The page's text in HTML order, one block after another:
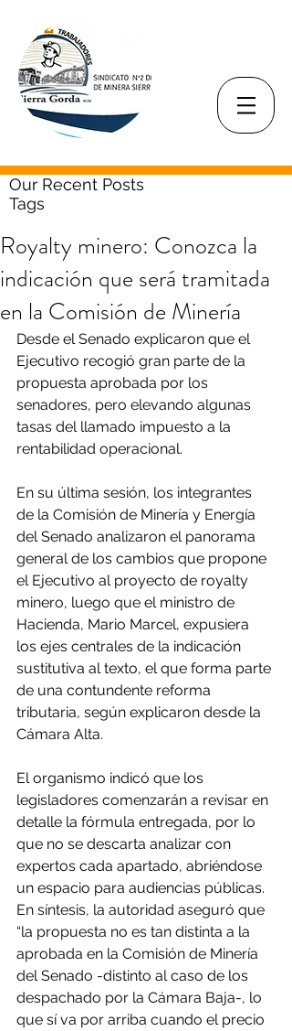
Our Recent Posts
Tags
Royalty minero: Conozca la
indicación que será tramitada
en la Comisión de Minería
Desde el Senado explicaron que el
Ejecutivo recogió gran parte de la
propuesta aprobada por los
senadores, pero elevando algunas
tasas del llamado impuesto a la
rentabilidad operacional.
En su última sesión, los integrantes
de la Comisión de Minería y Energía
del Senado analizaron el panorama
general de los cambios que propone
el Ejecutivo al proyecto de royalty
minero, luego que el ministro de
Hacienda, Mario Marcel, expusiera
los ejes centrales de la indicación
sustitutiva al texto, el que forma parte
de una contundente reforma
tributaria, según explicaron desde la
Cámara Alta.
El organismo indicó que los
legisladores comenzarán a revisar en
detalle la fórmula entregada, por lo
que no se descarta analizar con
expertos cada apartado, abriéndose
un espacio para audiencias públicas.
En síntesis, la autoridad aseguró que
“la propuesta no es tan distinta a la
aprobada en la Comisión de Minería
del Senado -distinto al caso de los
despachado por la Cámara Baja-, lo
que sí va por arriba cuando el precio